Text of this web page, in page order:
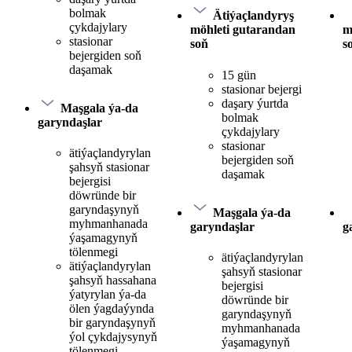
bolmak
çykdajylary
stasionar
bejergiden soň
daşamak
Maşgala ýa-da
garyndaşlar
ätiýaçlandyrylan
şahsyň stasionar
bejergisi
döwründe bir
garyndaşynyň
myhmanhanada
ýaşamagynyň
tölenmegi
ätiýaçlandyrylan
şahsyň hassahana
ýatyrylan ýa-da
ölen ýagdaýynda
bir garyndaşynyň
ýol çykdajysynyň
Ätiýaçlandyryş
möhleti gutarandan
soň
15 gün
stasionar bejergi
daşary ýurtda
bolmak
çykdajylary
stasionar
bejergiden soň
daşamak
Maşgala ýa-da
garyndaşlar
ätiýaçlandyrylan
şahsyň stasionar
bejergisi
döwründe bir
garyndaşynyň
myhmanhanada
ýaşamagynyň